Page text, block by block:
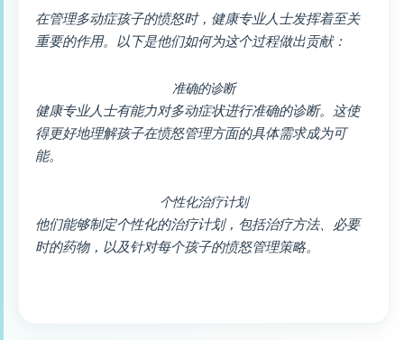
在管理多动症孩子的愤怒时，健康专业人士发挥着至关
重要的作用。以下是他们如何为这个过程做出贡献：
准确的诊断
健康专业人士有能力对多动症状进行准确的诊断。这使
得更好地理解孩子在愤怒管理方面的具体需求成为可
能。
个性化治疗计划
他们能够制定个性化的治疗计划，包括治疗方法、必要
时的药物，以及针对每个孩子的愤怒管理策略。